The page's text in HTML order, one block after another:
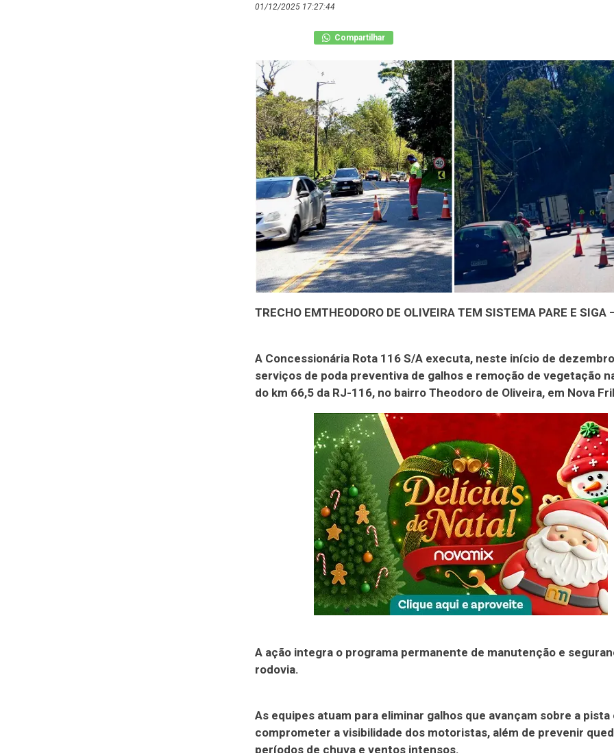
01/12/2025 17:27:44
Compartilhar
TRECHO EMTHEODORO DE OLIVEIRA TEM SISTEMA PARE E SIGA
A Concessionária Rota 116 S/A executa, neste início de
serviços de poda preventiva de galhos e remoção de vegetação
do km 66,5 da RJ-116, no bairro Theodoro de Oliveira, em Nova
A ação integra o programa permanente de manutenção e
rodovia.
As equipes atuam para eliminar galhos que avançam sobre a pista
comprometer a visibilidade dos motoristas, além de prevenir
períodos de chuva e ventos intensos.